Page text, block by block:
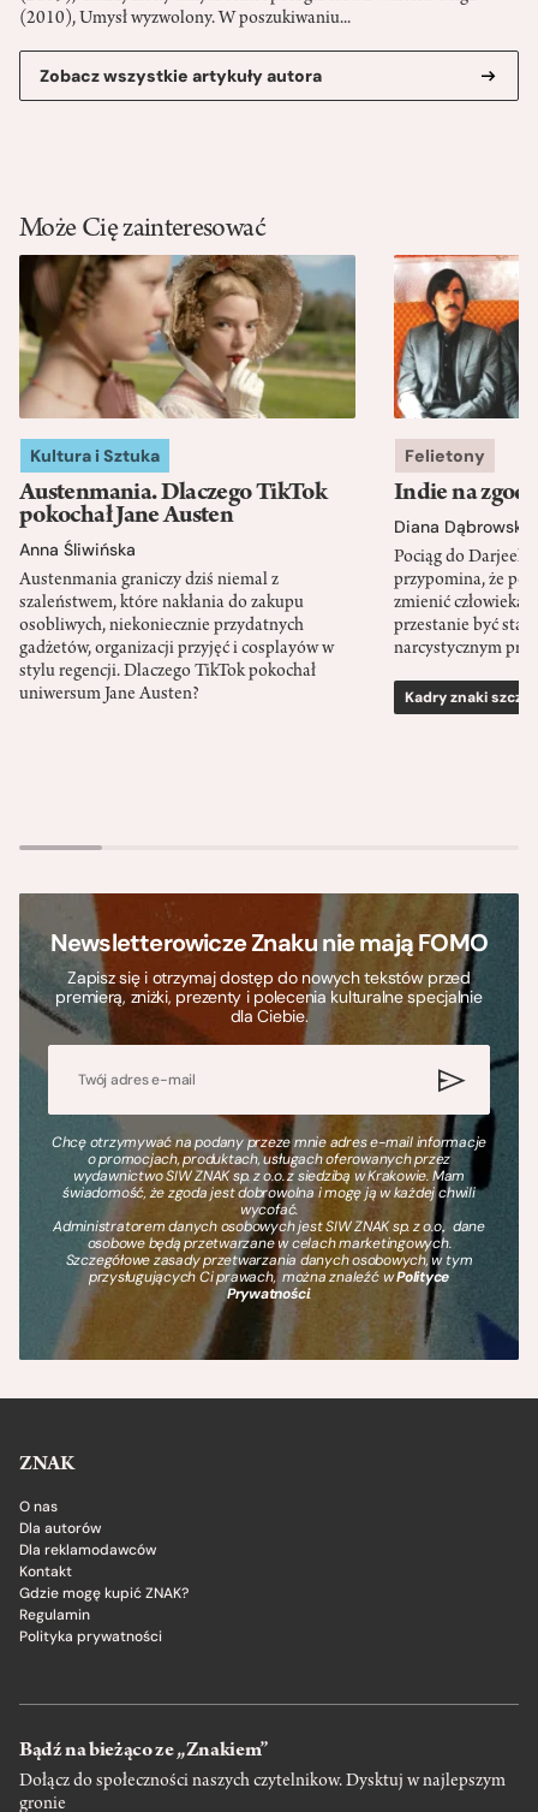
(2010), Umysł wyzwolony. W poszukiwaniu...
Zobacz wszystkie artykuły autora
Może Cię zainteresować
Kultura i Sztuka
Austenmania. Dlaczego TikTok
pokochał Jane Austen
Anna Śliwińska
Austenmania graniczy dziś niemal z
szaleństwem, które nakłania do zakupu
osobliwych, niekoniecznie przydatnych
gadżetów, organizacji przyjęć i cosplayów w
stylu regencji. Dlaczego TikTok pokochał
uniwersum Jane Austen?
Felietony
Indie na
Diana Dąbrowska
Pociąg do
przypomina, że
zmienić człowieka
przestanie być
narcystycznym
Kadry znaki
Newsletterowicze Znaku nie mają FOMO
Zapisz się i otrzymaj dostęp do nowych tekstów przed
premierą, zniżki, prezenty i polecenia kulturalne specjalnie
dla Ciebie.
Chcę otrzymywać na podany przeze mnie adres e-mail informacje
o promocjach, produktach, usługach oferowanych przez
wydawnictwo SIW ZNAK sp. z o.o. z siedzibą w Krakowie. Mam
świadomość, że zgoda jest dobrowolna i mogę ją w każdej chwili
wycofać.
Administratorem danych osobowych jest SIW ZNAK sp. z o.o., dane
osobowe będą przetwarzane w celach marketingowych.
Szczegółowe zasady przetwarzania danych osobowych, w tym
przysługujących Ci prawach, można znaleźć wPolityce
Prywatności.
ZNAK
O nas
Dla autorów
Dla reklamodawców
Kontakt
Gdzie mogę kupić ZNAK?
Regulamin
Polityka prywatności
Bądź na bieżąco ze „Znakiem”
Dołącz do społeczności naszych czytelnikow. Dysktuj w najlepszym
gronie